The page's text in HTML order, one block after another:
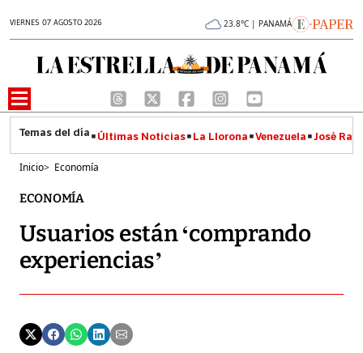
VIERNES 07 AGOSTO 2026 23.8°C | PANAMÁ
Últimas Noticias La Llorona Venezuela José
Inicio> Economía
ECONOMÍA
Usuarios están ‘comprando
experiencias’